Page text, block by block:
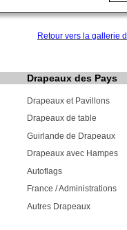
Retour vers la gallerie
Drapeaux des Pays
Drapeaux et Pavillons
Drapeaux de table
Guirlande de Drapeaux
Drapeaux avec Hampes
Autoflags
France / Administrations
Autres Drapeaux